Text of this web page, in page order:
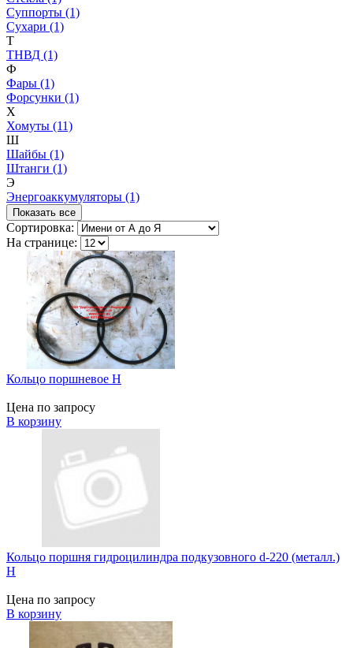
Суппорты (1)
Сухари (1)
Т
ТНВД (1)
Ф
Фары (1)
Форсунки (1)
Х
Хомуты (11)
Ш
Шайбы (1)
Штанги (1)
Э
Энергоаккумуляторы (1)
Показать все
Сортировка:
На странице:
Кольцо поршневое H
Цена по запросу
В корзину
Кольцо поршня гидроцилиндра подкузовного d-220 (металл.)
H
Цена по запросу
В корзину